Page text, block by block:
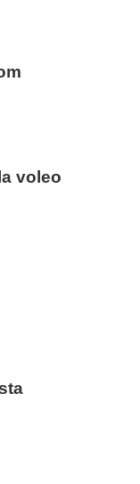
voleo